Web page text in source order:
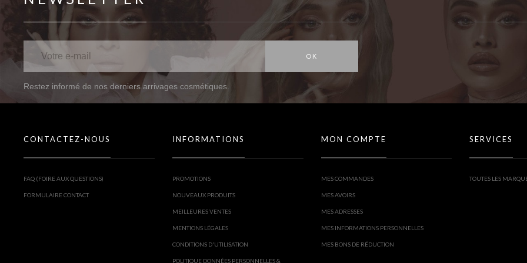
OK
Restez informé de nos derniers arrivages cosmétiques.
CONTACTEZ-NOUS
FAQ (FOIRE AUX QUESTIONS)
FORMULAIRE CONTACT
INFORMATIONS
PROMOTIONS
NOUVEAUX PRODUITS
MEILLEURES VENTES
MENTIONS LÉGALES
CONDITIONS D'UTILISATION
POLITIQUE DONNÉES PERSONNELLES &
MON COMPTE
MES COMMANDES
MES AVOIRS
MES ADRESSES
MES INFORMATIONS PERSONNELLES
MES BONS DE RÉDUCTION
SERVICES
TOUTES LES